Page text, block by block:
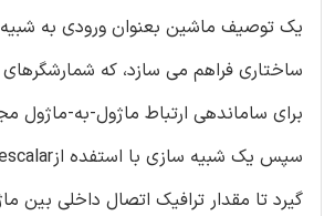
یک توصیف ماشین بعنوان ورودی به
ساختاری فراهم می سازد، که شمارشگرهای
برای ساماندهی ارتباط ماژول-به-ماژول
گیرد تا مقدار ترافیک اتصال داخلی بین